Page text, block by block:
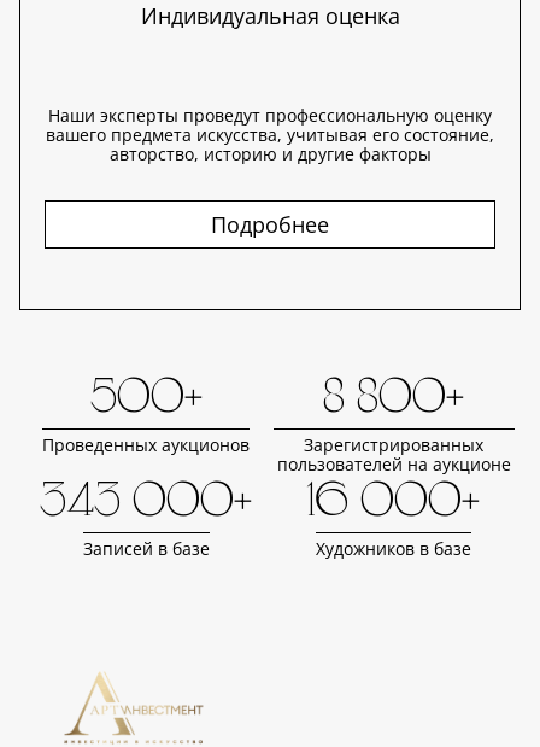
Индивидуальная оценка
Наши эксперты проведут профессиональную оценку
вашего предмета искусства, учитывая его состояние,
авторство, историю и другие факторы
Подробнее
500+
Проведенных аукционов
8 800+
Зарегистрированных
пользователей на аукционе
343 000+
Записей в базе
16 000+
Художников в базе